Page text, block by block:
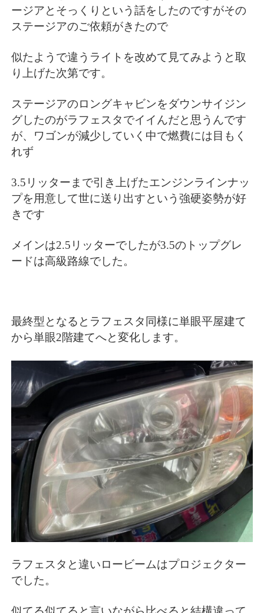
ージアとそっくりという話をしたのですがその
ステージアのご依頼がきたので
似たようで違うライトを改めて見てみようと取
り上げた次第です。
ステージアのロングキャビンをダウンサイジン
グしたのがラフェスタでイイんだと思うんです
が、ワゴンが減少していく中で燃費には目もく
れず
3.5リッターまで引き上げたエンジンラインナッ
プを用意して世に送り出すという強硬姿勢が好
きです
メインは2.5リッターでしたが3.5のトップグレ
ードは高級路線でした。
最終型となるとラフェスタ同様に単眼平屋建て
から単眼2階建てへと変化します。
ラフェスタと違いロービームはプロジェクター
でした。